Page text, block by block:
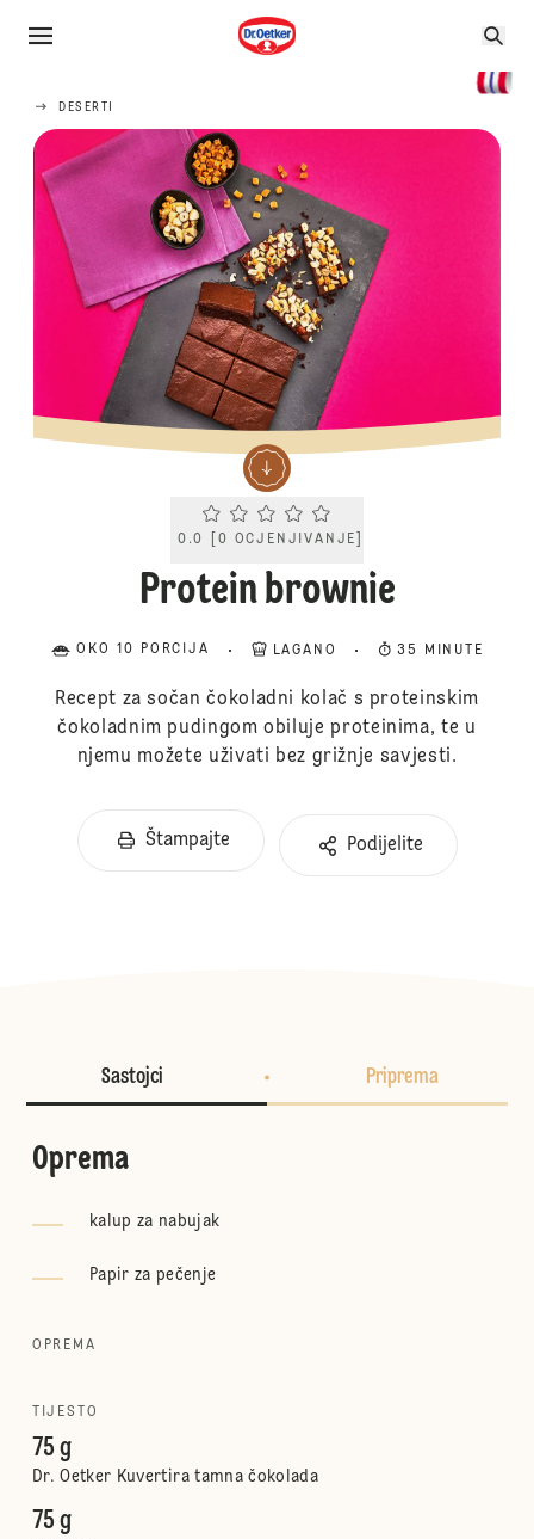
DESERTI
Current rating 0.0. Click to rate.
0.0 [0 OCJENJIVANJE
Protein brownie
OKO 10 PORCIJA LAGANO 35 MINUTE
Recept za sočan čokoladni kolač s proteinskim
čokoladnim pudingom obiluje proteinima, te u
njemu možete uživati bez grižnje savjesti.
Štampajte Podijelite
Sastojci Priprema
Oprema
kalup za nabujak
Papir za pečenje
OPREMA
TIJESTO
75 g
Dr. Oetker Kuvertira tamna čokolada
75 g